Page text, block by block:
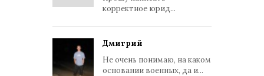
корректное юрид...
Дмитрий
Не очень понимаю, на каком
основании военных, да и...